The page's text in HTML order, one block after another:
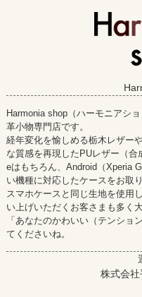
Harmonia shop（ハーモニアシ
革小物専門店です。
経年変化を愉しめる栃木レザー
な質感を再現したPUレザー（
eはもちろん、Android（Xperia
い機種に対応したケースをお取
スマホケースと同じ生地を使用
い上げいただくお客さまも多く
「あなたのかわいい（テンショ
てくださいね。
株式会